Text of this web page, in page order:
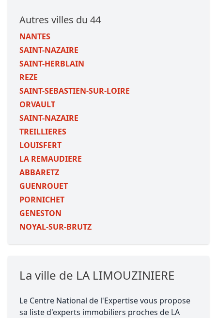
Autres villes du 44
NANTES
SAINT-NAZAIRE
SAINT-HERBLAIN
REZE
SAINT-SEBASTIEN-SUR-LOIRE
ORVAULT
SAINT-NAZAIRE
TREILLIERES
LOUISFERT
LA REMAUDIERE
ABBARETZ
GUENROUET
PORNICHET
GENESTON
NOYAL-SUR-BRUTZ
La ville de LA LIMOUZINIERE
Le Centre National de l'Expertise vous propose
sa liste d'experts immobiliers proches de LA